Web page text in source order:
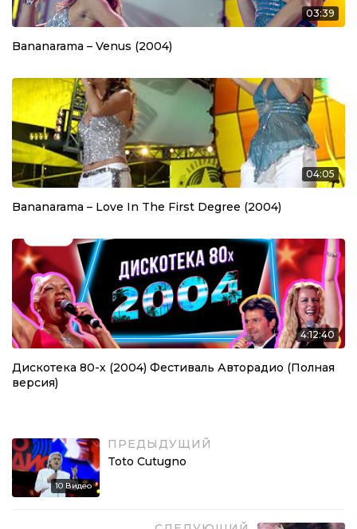
03:39
Bananarama – Venus (2004)
04:05
Bananarama – Love In The First Degree (2004)
4:12:40
Дискотека 80-х (2004) Фестиваль Авторадио (Полная
версия)
10 Видео
ПРЕДЫДУЩИЙ
Toto Cutugno